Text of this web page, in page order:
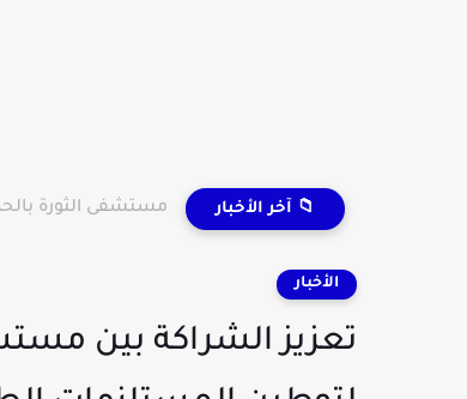
📁 آخر الأخبار مستشفى الثورة
الأخبار
تعزيز الشراكة بين